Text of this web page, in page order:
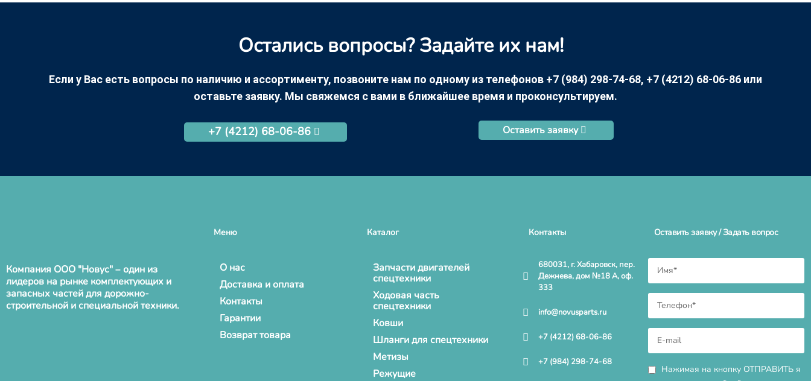
Остались вопросы? Задайте их нам!
Если у Вас есть вопросы по наличию и ассортименту, позвоните нам по одному из телефонов +7 (984) 298-74-68, +7 (4212) 68-06-86 или
оставьте заявку. Мы свяжемся с вами в ближайшее время и проконсультируем.
+7 (4212) 68-06-86 Оставить заявку
Компания ООО "Новус" – один из
лидеров на рынке комплектующих и
запасных частей для дорожно-
строительной и специальной техники.
Меню
О нас
Доставка и оплата
Контакты
Гарантии
Возврат товара
Каталог
Запчасти двигателей
спецтехники
Ходовая часть
спецтехники
Ковши
Шланги для спецтехники
Метизы
Режущие
Контакты
680031, г. Хабаровск, пер.
Дежнева, дом №18 А, оф.
333
info@novusparts.ru
+7 (4212) 68-06-86
+7 (984) 298-74-68
Оставить заявку / Задать вопрос
Нажимая на кнопку ОТПРАВИТЬ я